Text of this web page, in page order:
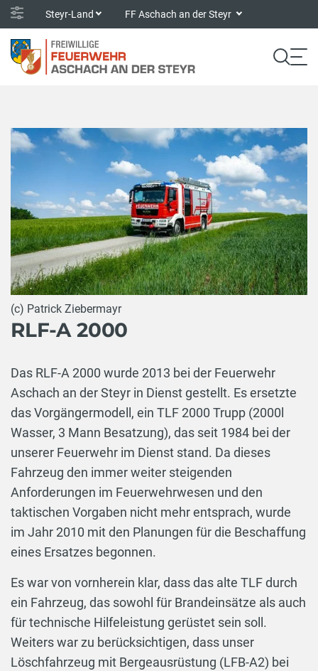
Steyr-Land FF Aschach an der Steyr
(c) Patrick Ziebermayr
RLF-A 2000
Das RLF-A 2000 wurde 2013 bei der Feuerwehr
Aschach an der Steyr in Dienst gestellt. Es ersetzte
das Vorgängermodell, ein TLF 2000 Trupp (2000l
Wasser, 3 Mann Besatzung), das seit 1984 bei der
unserer Feuerwehr im Dienst stand. Da dieses
Fahrzeug den immer weiter steigenden
Anforderungen im Feuerwehrwesen und den
taktischen Vorgaben nicht mehr entsprach, wurde
im Jahr 2010 mit den Planungen für die Beschaffung
eines Ersatzes begonnen.
Es war von vornherein klar, dass das alte TLF durch
ein Fahrzeug, das sowohl für Brandeinsätze als auch
für technische Hilfeleistung gerüstet sein soll.
Weiters war zu berücksichtigen, dass unser
Löschfahrzeug mit Bergeausrüstung (LFB-A2) bei